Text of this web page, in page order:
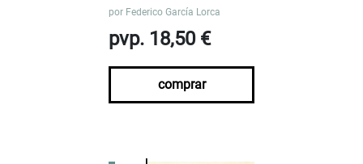
por Federico García Lorca
pvp. 18,50 €
comprar